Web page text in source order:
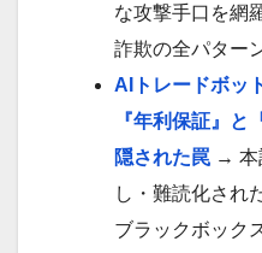
な攻撃手口を網
詐欺の全パター
AIトレードボッ
『年利保証』と
隠された罠 → 本
し・難読化され
ブラックボック